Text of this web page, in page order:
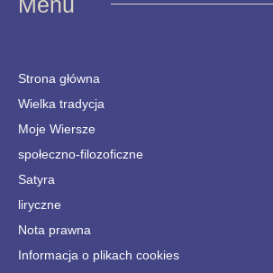
Strona główna
Wielka tradycja
Moje Wiersze
społeczno-filozoficzne
Satyra
liryczne
Nota prawna
Informacja o plikach cookies